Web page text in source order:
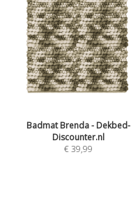
Badmat Brenda - Dekbed-
Discounter.nl
€39,99